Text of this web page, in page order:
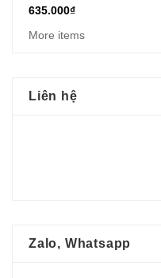
635.000₫
More items
Liên hệ
Zalo, Whatsapp